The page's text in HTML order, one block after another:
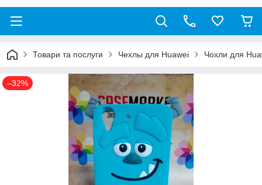
Товари та послуги Чехлы для Huawei Чохли для
–32%